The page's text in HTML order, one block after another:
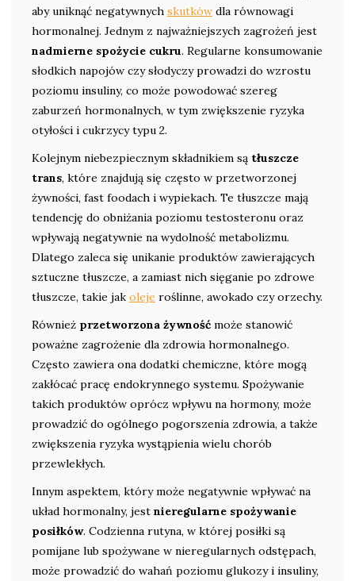
aby uniknąć negatywnych skutków dla równowagi
hormonalnej. Jednym z najważniejszych zagrożeń jest
nadmierne spożycie cukru. Regularne konsumowanie
słodkich napojów czy słodyczy prowadzi do wzrostu
poziomu insuliny, co może powodować szereg
zaburzeń hormonalnych, w tym zwiększenie ryzyka
otyłości i cukrzycy typu 2.
Kolejnym niebezpiecznym składnikiem są tłuszcze
trans, które znajdują się często w przetworzonej
żywności, fast foodach i wypiekach. Te tłuszcze mają
tendencję do obniżania poziomu testosteronu oraz
wpływają negatywnie na wydolność metabolizmu.
Dlatego zaleca się unikanie produktów zawierających
sztuczne tłuszcze, a zamiast nich sięganie po zdrowe
tłuszcze, takie jak oleje roślinne, awokado czy orzechy.
Również przetworzona żywność może stanowić
poważne zagrożenie dla zdrowia hormonalnego.
Często zawiera ona dodatki chemiczne, które mogą
zakłócać pracę endokrynnego systemu. Spożywanie
takich produktów oprócz wpływu na hormony, może
prowadzić do ogólnego pogorszenia zdrowia, a także
zwiększenia ryzyka wystąpienia wielu chorób
przewlekłych.
Innym aspektem, który może negatywnie wpływać na
układ hormonalny, jest nieregularne spożywanie
posiłków. Codzienna rutyna, w której posiłki są
pomijane lub spożywane w nieregularnych odstępach,
może prowadzić do wahań poziomu glukozy i insuliny,